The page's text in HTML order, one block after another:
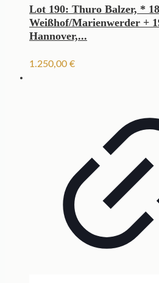
Lot 190: Thuro Balzer, *
Weißhof/Marienwerder +
Hannover,...
1.250,00 €